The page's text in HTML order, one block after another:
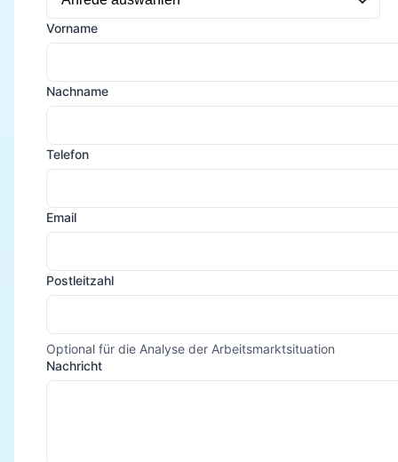
Vorname
Nachname
Telefon
Email
Postleitzahl
Optional für die Analyse der Arbeitsmarktsituation
Nachricht